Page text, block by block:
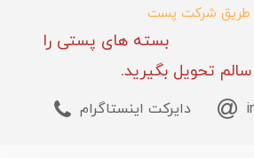
طریق شرکت پست
بسته های پستی را
تحویل بگیرید.
دایرکت اینستاگرام